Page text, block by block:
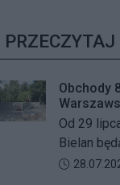
PRZECZYTAJ
Obchody
Bielanach
Od 29
Bielan
szeregu
Data